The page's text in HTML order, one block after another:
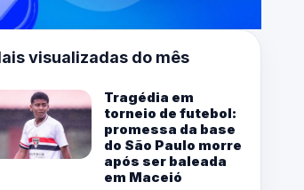
visualizadas do mês
Tragédia em
torneio de futebol:
promessa da base
do São Paulo morre
após ser baleada
em Maceió